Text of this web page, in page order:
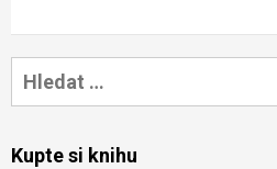
Vyhledávání
Kupte si knihu